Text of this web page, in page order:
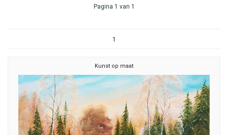
Pagina 1 van 1
1
Kunst op maat